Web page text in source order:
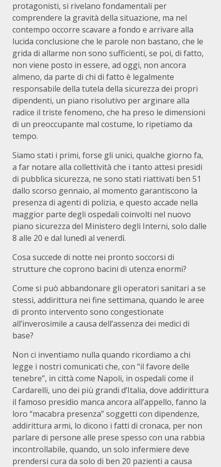
protagonisti, si rivelano fondamentali per
comprendere la gravità della situazione, ma nel
contempo occorre scavare a fondo e arrivare alla
lucida conclusione che le parole non bastano, che le
grida di allarme non sono sufficienti, se poi, di fatto,
non viene posto in essere, ad oggi, non ancora
almeno, da parte di chi di fatto è legalmente
responsabile della tutela della sicurezza dei propri
dipendenti, un piano risolutivo per arginare alla
radice il triste fenomeno, che ha preso le dimensioni
di un preoccupante mal costume, lo ripetiamo da
tempo.
Siamo stati i primi, forse gli unici, qualche giorno fa,
a far notare alla collettività che i tanto attesi presidi
di pubblica sicurezza, ne sono stati riattivati ben 51
dallo scorso gennaio, al momento garantiscono la
presenza di agenti di polizia, e questo accade nella
maggior parte degli ospedali coinvolti nel nuovo
piano sicurezza del Ministero degli Interni, solo dalle
8 alle 20 e dal lunedì al venerdì.
Cosa succede di notte nei pronto soccorsi di
strutture che coprono bacini di utenza enormi?
Come si può abbandonare gli operatori sanitari a se
stessi, addirittura nei fine settimana, quando le aree
di pronto intervento sono congestionate
all’inverosimile a causa dell’assenza dei medici di
base?
Non ci inventiamo nulla quando ricordiamo a chi
legge i nostri comunicati che, con “il favore delle
tenebre”, in città come Napoli, in ospedali come il
Cardarelli, uno dei più grandi d’Italia, dove addirittura
il famoso presidio manca ancora all’appello, fanno la
loro “macabra presenza” soggetti con dipendenze,
addirittura armi, lo dicono i fatti di cronaca, per non
parlare di persone alle prese spesso con una rabbia
incontrollabile, quando, un solo infermiere deve
prendersi cura da solo di ben 20 pazienti a causa